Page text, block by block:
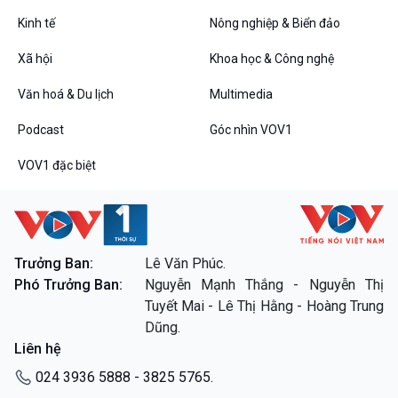
360 độ Sức khỏe
Tài nguyên và Môi trường
Chuyên gia của bạn
Xã hội chuyển động
Bước chân đến trường
Kết nối công nghệ
khí hậu
Văn hoá & Du lịch
Chát với người nổi tiếng
Câu chuyện Thể thao
Podcast
Góc nhìn VOV1
Bình luận
Kinh tế Nông nghiệp & Biển đảo
Xã hội Khoa học & Công nghệ
Văn hoá & Du lịch Multimedia
Podcast Góc nhìn VOV1
VOV1 đặc biệt
Trưởng Ban:
Lê Văn Phúc.
Phó Trưởng Ban:
Nguyễn Mạnh Thắng - Nguyễn Thị
Tuyết Mai - Lê Thị Hằng - Hoàng Trung
Dũng.
Liên hệ
024 3936 5888 - 3825 5765.